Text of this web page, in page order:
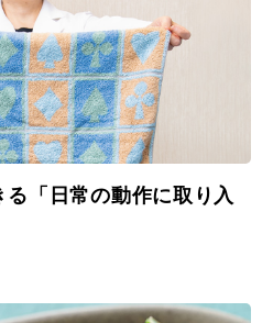
る「日常の動作に取り入